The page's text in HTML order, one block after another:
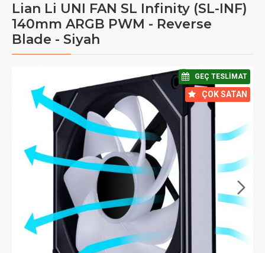
Lian Li UNI FAN SL Infinity (SL-INF)
140mm ARGB PWM - Reverse
Blade - Siyah
⠀ÇOK SATAN
⠀GEÇ TESLIMAT